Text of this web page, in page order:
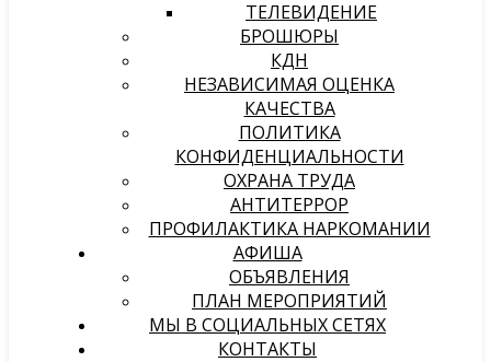
ТЕЛЕВИДЕНИЕ
БРОШЮРЫ
КДН
НЕЗАВИСИМАЯ ОЦЕНКА
КАЧЕСТВА
ПОЛИТИКА
КОНФИДЕНЦИАЛЬНОСТИ
ОХРАНА ТРУДА
АНТИТЕРРОР
ПРОФИЛАКТИКА НАРКОМАНИИ
АФИША
ОБЪЯВЛЕНИЯ
ПЛАН МЕРОПРИЯТИЙ
МЫ В СОЦИАЛЬНЫХ СЕТЯХ
КОНТАКТЫ